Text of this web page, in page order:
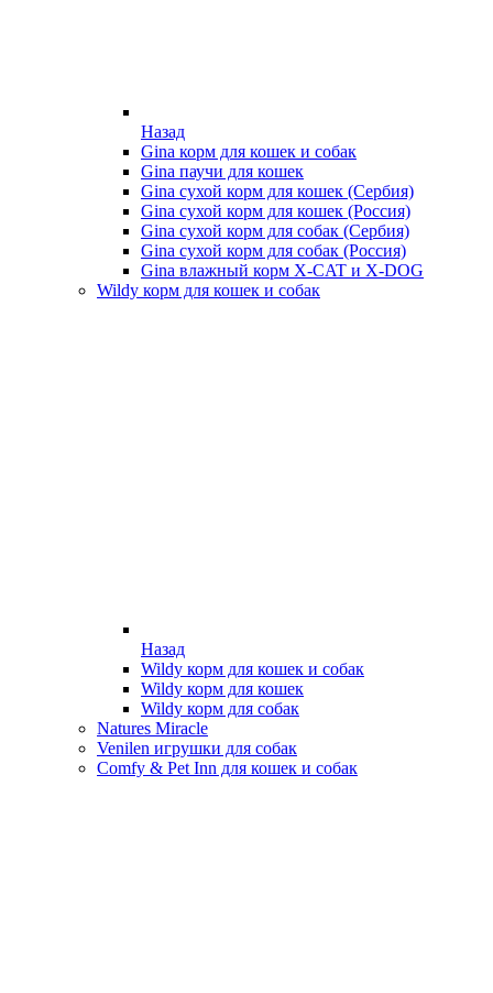
Назад
Gina корм для кошек и собак
Gina паучи для кошек
Gina сухой корм для кошек (Сербия)
Gina сухой корм для кошек (Россия)
Gina сухой корм для собак (Сербия)
Gina сухой корм для собак (Россия)
Gina влажный корм X-CAT и X-DOG
Wildy корм для кошек и собак
Назад
Wildy корм для кошек и собак
Wildy корм для кошек
Wildy корм для собак
Natures Miracle
Venilen игрушки для собак
Comfy & Pet Inn для кошек и собак